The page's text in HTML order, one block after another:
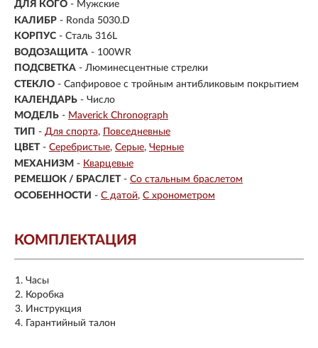
ДЛЯ КОГО - Мужские
КАЛИБР - Ronda 5030.D
КОРПУС - Сталь 316L
ВОДОЗАЩИТА - 100WR
ПОДСВЕТКА - Люминесцентные стрелки
СТЕКЛО - Сапфировое с тройным антибликовым покрытием
КАЛЕНДАРЬ - Число
МОДЕЛЬ - Maverick Chronograph
ТИП - Для спорта
Повседневные
ЦВЕТ - Серебристые Серые Черные
МЕХАНИЗМ - Кварцевые
РЕМЕШОК / БРАСЛЕТ - Со стальным браслетом
ОСОБЕННОСТИ - С датой С хронометром
КОМПЛЕКТАЦИЯ
Часы
Коробка
Инструкция
Гарантийный талон